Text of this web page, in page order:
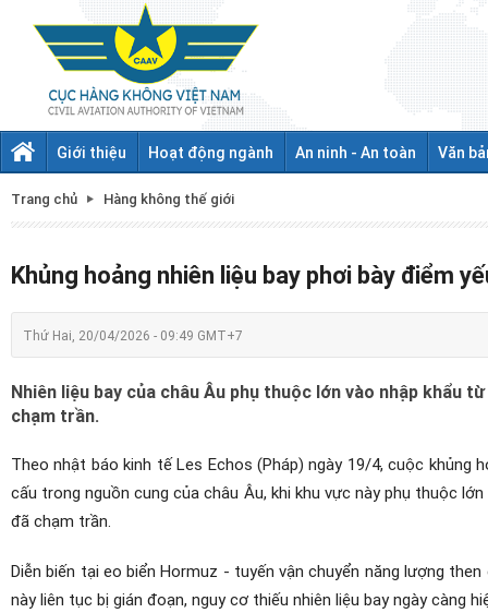
Giới thiệu Hoạt động ngành An ninh - An toàn Văn
Trang chủ Hàng không thế giới
Khủng hoảng nhiên liệu bay phơi bày điểm
Thứ Hai, 20/04/2026 - 09:49 GMT+7
Nhiên liệu bay của châu Âu phụ thuộc lớn vào nhập khẩu
chạm trần.
Theo nhật báo kinh tế Les Echos (Pháp) ngày 19/4, cuộc
cấu trong nguồn cung của châu Âu, khi khu vực này phụ thuộc
đã chạm trần.
Diễn biến tại eo biển Hormuz - tuyến vận chuyển năng lượng
này liên tục bị gián đoạn, nguy cơ thiếu nhiên liệu bay ngày càng